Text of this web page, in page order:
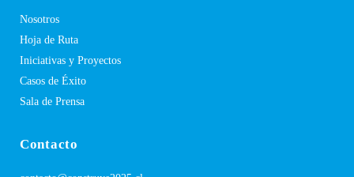
Nosotros
Hoja de Ruta
Iniciativas y Proyectos
Casos de Éxito
Sala de Prensa
Contacto